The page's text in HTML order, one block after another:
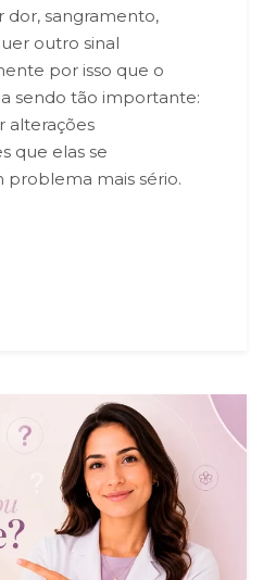
dor, sangramento,
outro sinal
por isso que o
sendo tão importante:
alterações
que elas se
mais sério.